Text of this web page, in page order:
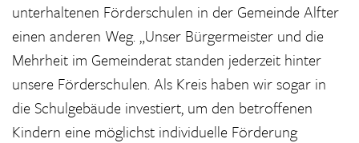
unterhaltenen Förderschulen in der Gemeinde Alfter
einen anderen Weg. „Unser Bürgermeister und die
Mehrheit im Gemeinderat standen jederzeit hinter
unsere Förderschulen. Als Kreis haben wir sogar in
die Schulgebäude investiert, um den betroffenen
Kindern eine möglichst individuelle Förderung